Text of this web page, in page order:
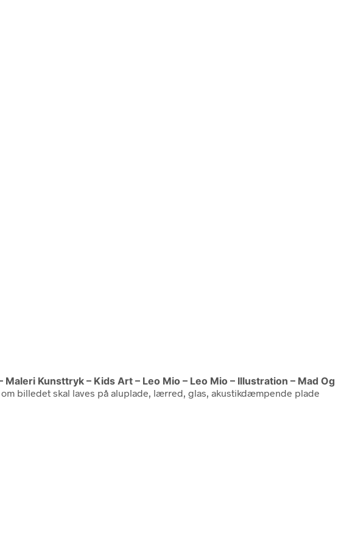
Maleri Kunsttryk – Kids Art – Leo Mio – Leo Mio – Illustration – Mad Og
billedet skal laves på aluplade, lærred, glas, akustikdæmpende plade